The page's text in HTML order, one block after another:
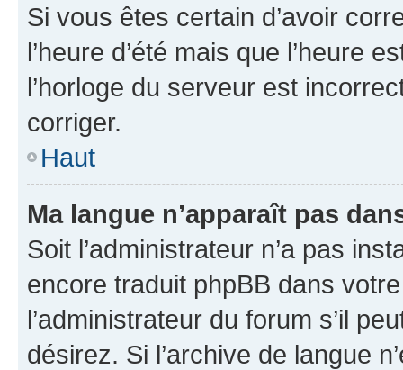
Si vous êtes certain d’avoir
l’heure d’été mais que l’heure
l’horloge du serveur est
corriger.
Haut
Ma langue n’apparaît pas
Soit l’administrateur n’a pas
encore traduit phpBB dans
l’administrateur du forum s’il
désirez. Si l’archive de langue